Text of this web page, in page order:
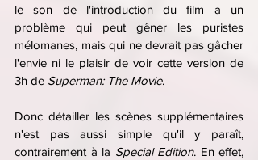
le son de l'introduction du film a un
problème qui peut gêner les puristes
mélomanes, mais qui ne devrait pas gâcher
l'envie ni le plaisir de voir cette version de
3h de Superman: The Movie.
Donc détailler les scènes supplémentaires
n'est pas aussi simple qu'il y paraît,
contrairement à la Special Edition. En effet,